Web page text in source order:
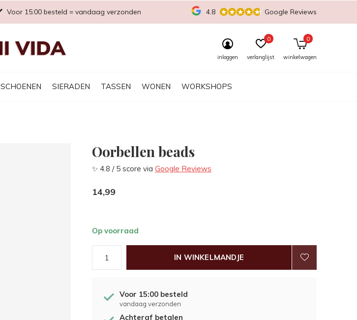
SCHOENEN SIERADEN TASSEN WONEN WORKSHOPS
inloggen verlanglijst
0
winkelwagen
0
Voor 15:00 besteld = vandaag verzonden 4.8 Google Reviews
Oorbellen beads
✨ 4.8 / 5 score via Google Reviews
14,99
Op voorraad
IN WINKELMANDJE
Voor 15:00 besteld
vandaag verzonden
Achteraf betalen